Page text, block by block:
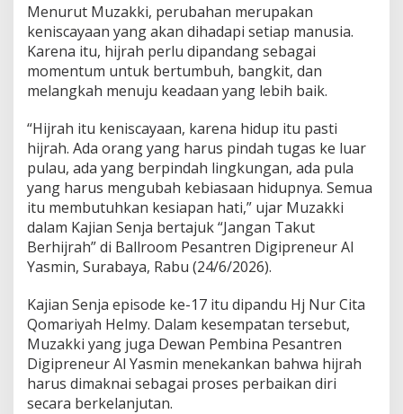
n
j
a
d
i
L
b
i
h
B
a
i
k
Menurut Muzakki, perubahan merupakan
keniscayaan yang akan dihadapi setiap manusia.
Karena itu, hijrah perlu dipandang sebagai
momentum untuk bertumbuh, bangkit, dan
melangkah menuju keadaan yang lebih baik.
“Hijrah itu keniscayaan, karena hidup itu pasti
hijrah. Ada orang yang harus pindah tugas ke luar
pulau, ada yang berpindah lingkungan, ada pula
yang harus mengubah kebiasaan hidupnya. Semua
itu membutuhkan kesiapan hati,” ujar Muzakki
dalam Kajian Senja bertajuk “Jangan Takut
Berhijrah” di Ballroom Pesantren Digipreneur Al
Yasmin, Surabaya, Rabu (24/6/2026).
Kajian Senja episode ke-17 itu dipandu Hj Nur Cita
Qomariyah Helmy. Dalam kesempatan tersebut,
Muzakki yang juga Dewan Pembina Pesantren
Digipreneur Al Yasmin menekankan bahwa hijrah
harus dimaknai sebagai proses perbaikan diri
secara berkelanjutan.